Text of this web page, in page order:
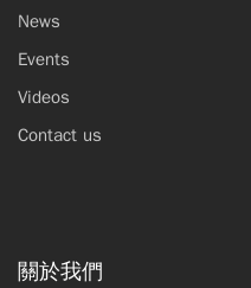
News
Events
Videos
Contact us
關於我們